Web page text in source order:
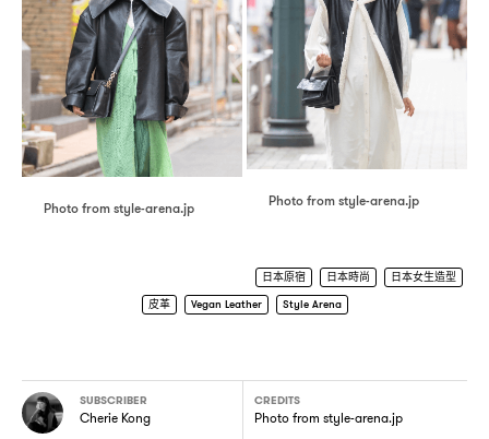
Photo from style-arena.jp Photo from style-arena.jp
日本原宿 日本時尚
日本女生造型
皮革
Vegan Leather Style Arena
SUBSCRIBER
Cherie Kong
CREDITS
Photo from style-arena.jp